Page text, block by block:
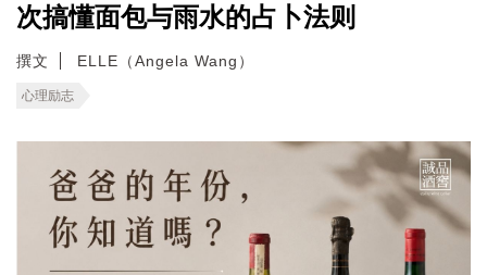
次搞懂面包与雨水的占卜法则
撰文 ELLE（Angela Wang）
心理励志